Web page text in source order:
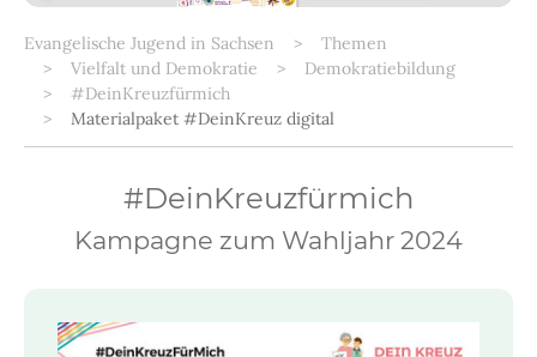
Sie sind hier:
Evangelische Jugend in Sachsen
Themen
Vielfalt und Demokratie
Demokratiebildung
#DeinKreuzfürmich
Materialpaket #DeinKreuz digital
#DeinKreuzfürmich
Kampagne zum Wahljahr 2024